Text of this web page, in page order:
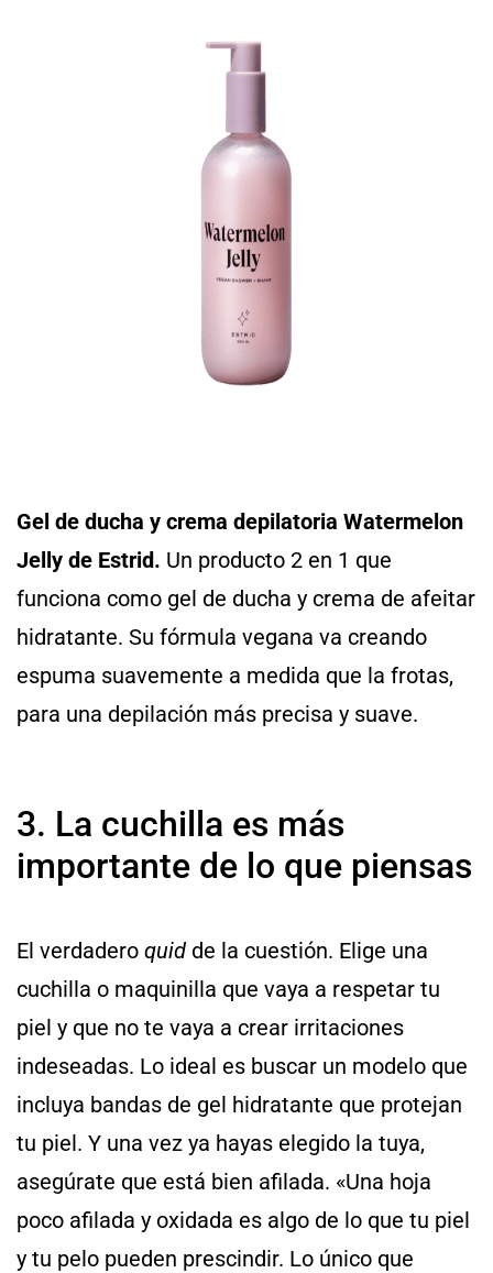
Gel de ducha y crema depilatoria Watermelon
Jelly de Estrid. Un producto 2 en 1 que
funciona como gel de ducha y crema de afeitar
hidratante. Su fórmula vegana va creando
espuma suavemente a medida que la frotas,
para una depilación más precisa y suave.
3. La cuchilla es más
importante de lo que piensas
El verdadero quid de la cuestión. Elige una
cuchilla o maquinilla que vaya a respetar tu
piel y que no te vaya a crear irritaciones
indeseadas. Lo ideal es buscar un modelo que
incluya bandas de gel hidratante que protejan
tu piel. Y una vez ya hayas elegido la tuya,
asegúrate que está bien afilada. «Una hoja
poco afilada y oxidada es algo de lo que tu piel
y tu pelo pueden prescindir. Lo único que